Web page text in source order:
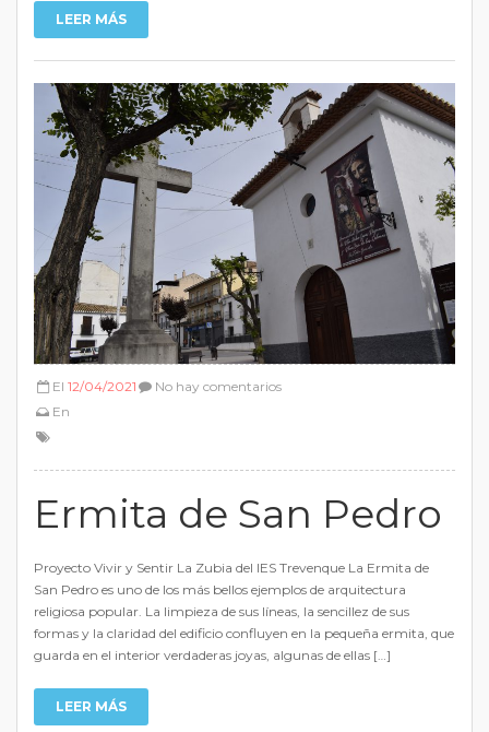
LEER MÁS
El 12/04/2021
En
No hay comentarios
Ermita de San Pedro
Proyecto Vivir y Sentir La Zubia del IES Trevenque La Ermita de
San Pedro es uno de los más bellos ejemplos de arquitectura
religiosa popular. La limpieza de sus líneas, la sencillez de sus
formas y la claridad del edificio confluyen en la pequeña ermita, que
guarda en el interior verdaderas joyas, algunas de ellas […]
LEER MÁS